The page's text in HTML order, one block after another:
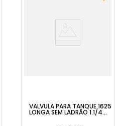
VÁLVULA PARA TANQUE 1625
LONGA SEM LADRÃO 1.1/4